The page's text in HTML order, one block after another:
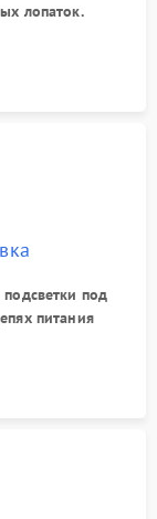
лопаток.
и питания.
скопившейся
под
питания
жесткого
карт и